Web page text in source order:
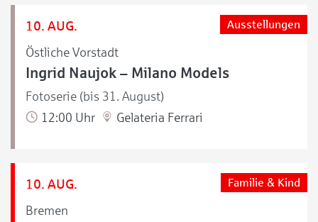
10. AUG.
Östliche Vorstadt
Ausstellungen
Ingrid Naujok – Milano Models
Fotoserie (bis 31. August)
12:00 Uhr
Gelateria Ferrari
10. AUG.
Bremen
Familie & Kind